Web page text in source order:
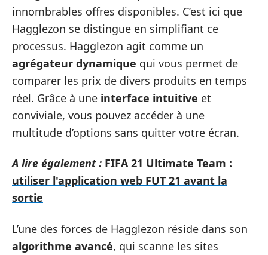
innombrables offres disponibles. C’est ici que
Hagglezon se distingue en simplifiant ce
processus. Hagglezon agit comme un
agrégateur dynamique qui vous permet de
comparer les prix de divers produits en temps
réel. Grâce à une interface intuitive et
conviviale, vous pouvez accéder à une
multitude d’options sans quitter votre écran.
A lire également : FIFA 21 Ultimate Team :
utiliser l'application web FUT 21 avant la
sortie
L’une des forces de Hagglezon réside dans son
algorithme avancé, qui scanne les sites